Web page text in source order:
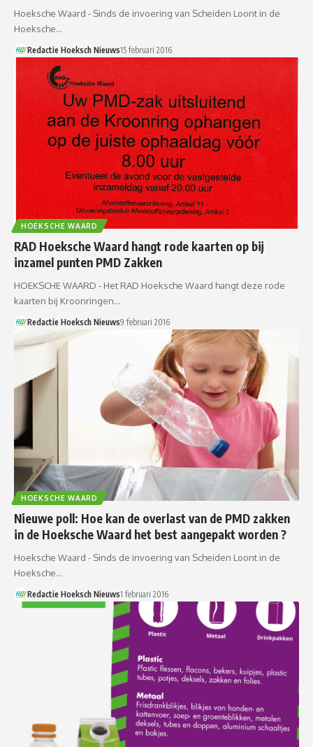
Hoeksche Waard - Sinds de invoering van Scheiden Loont in de
Hoeksche…
Redactie Hoeksch Nieuws15 februari 2016
HOEKSCHE WAARD
RAD Hoeksche Waard hangt rode kaarten op bij
inzamel punten PMD Zakken
HOEKSCHE WAARD - Het RAD Hoeksche Waard hangt deze rode
kaarten bij Kroonringen…
Redactie Hoeksch Nieuws9 februari 2016
HOEKSCHE WAARD
Nieuwe poll: Hoe kan de overlast van de PMD zakken
in de Hoeksche Waard het best aangepakt worden ?
Hoeksche Waard - Sinds de invoering van Scheiden Loont in de
Hoeksche…
Redactie Hoeksch Nieuws1 februari 2016